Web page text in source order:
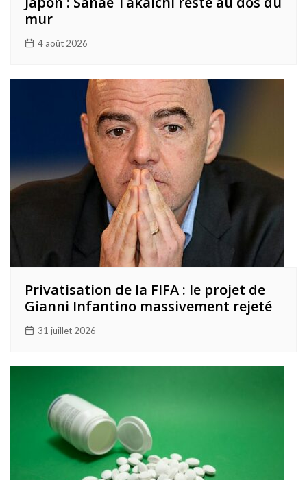
mur
4 août 2026
Privatisation de la FIFA : le projet de
Gianni Infantino massivement rejeté
31 juillet 2026